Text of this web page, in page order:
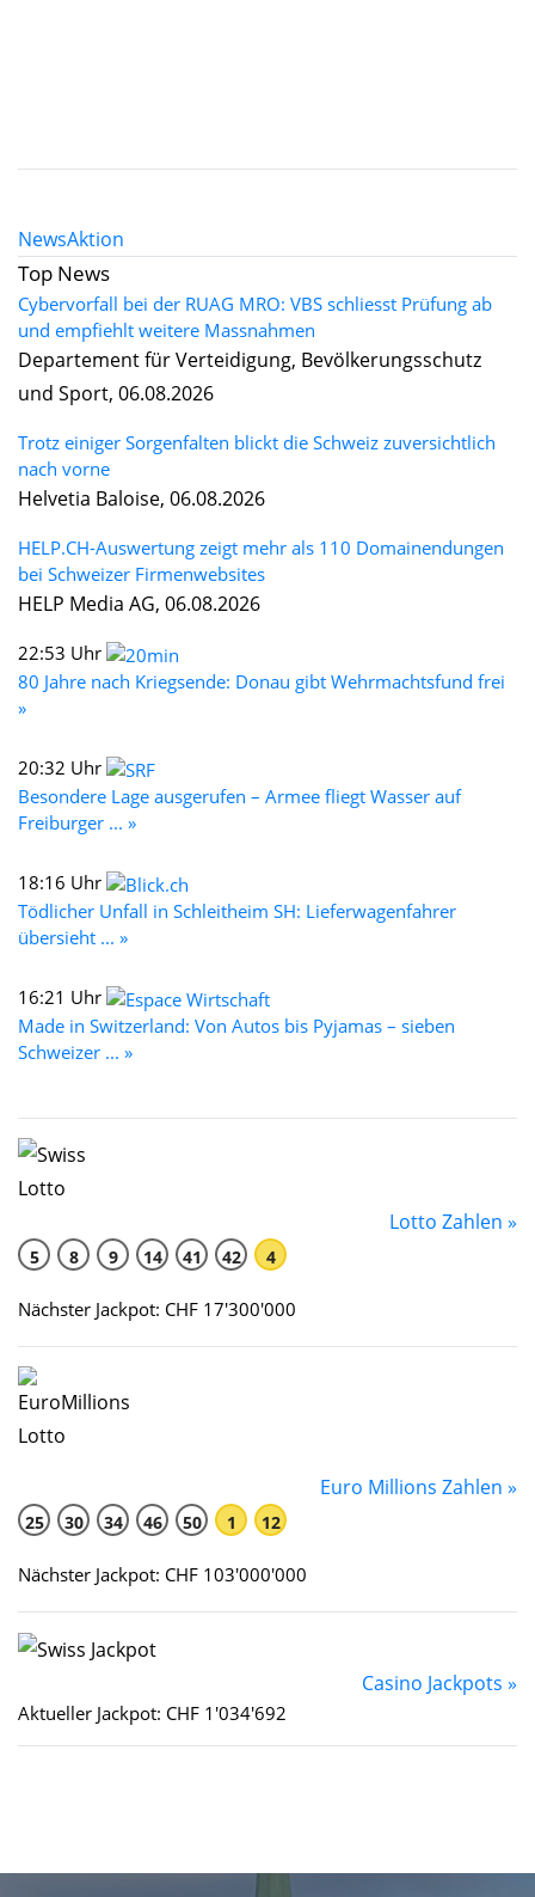
NewsAktion
Top News
Cybervorfall bei der RUAG MRO: VBS schliesst Prüfung ab
und empfiehlt weitere Massnahmen
Departement für Verteidigung, Bevölkerungsschutz
und Sport, 06.08.2026
Trotz einiger Sorgenfalten blickt die Schweiz zuversichtlich
nach vorne
Helvetia Baloise, 06.08.2026
HELP.CH-Auswertung zeigt mehr als 110 Domainendungen
bei Schweizer Firmenwebsites
HELP Media AG, 06.08.2026
22:53 Uhr
80 Jahre nach Kriegsende: Donau gibt Wehrmachtsfund frei
»
20:32 Uhr
Besondere Lage ausgerufen – Armee fliegt Wasser auf
Freiburger ... »
18:16 Uhr
Tödlicher Unfall in Schleitheim SH: Lieferwagenfahrer
übersieht ... »
16:21 Uhr
Made in Switzerland: Von Autos bis Pyjamas – sieben
Schweizer ... »
Lotto Zahlen »
5 8 9 14 41 42 4
Nächster Jackpot: CHF 17'300'000
Euro Millions Zahlen »
25 30 34 46 50 1 12
Nächster Jackpot: CHF 103'000'000
Casino Jackpots »
Aktueller Jackpot: CHF 1'034'692